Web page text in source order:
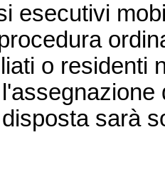
o residenti
sarà